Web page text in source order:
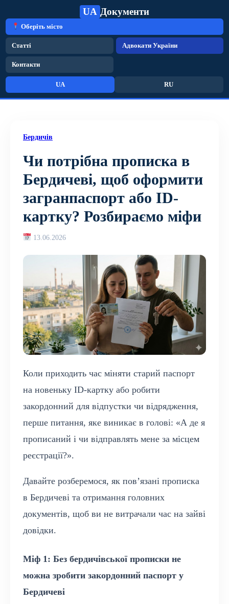
UA Документи
Оберіть місто
Статті Адвокати України
Контакти
UA RU
Бердичів
Чи потрібна прописка в
Бердичеві, щоб оформити
загранпаспорт або ID-
картку? Розбираємо міфи
13.06.2026
Коли приходить час міняти старий паспорт
на новеньку ID-картку або робити
закордонний для відпустки чи відрядження,
перше питання, яке виникає в голові: «А де я
прописаний і чи відправлять мене за місцем
реєстрації?».
Давайте розберемося, як пов’язані прописка
в Бердичеві та отримання головних
документів, щоб ви не витрачали час на зайві
довідки.
Міф 1: Без бердичівської прописки не
можна зробити закордонний паспорт у
Бердичеві